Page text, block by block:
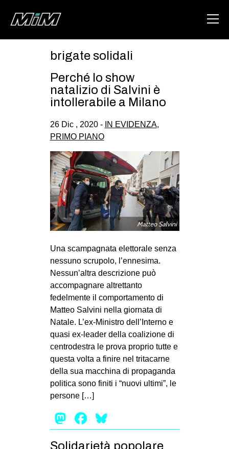
ABOUT
DEGENERAZIONE
CSOA LAMBRETTA
MSM
STUDENTI TSUNAMI
ZAM
MOBILITAZIONI
SPAZI
SPORT POPOLARE
MOVIMENTI
AMBIENTE
ANTIFASCISMO
DIRITTO ALL’ABITARE
MIGRAZIONI
PRECARIATO
REPRESSIONE
STUDENTI
brigate solidali
Perché lo show
natalizio di Salvini è
intollerabile a Milano
26 Dic , 2020 - IN EVIDENZA,
PRIMO PIANO
Una scampagnata elettorale senza
nessuno scrupolo, l’ennesima.
Nessun’altra descrizione può
accompagnare altrettanto
fedelmente il comportamento di
Matteo Salvini nella giornata di
Natale. L’ex-Ministro dell’Interno e
quasi ex-leader della coalizione di
centrodestra le prova proprio tutte e
questa volta a finire nel tritacarne
della sua macchina di propaganda
politica sono finiti i “nuovi ultimi”, le
persone […]
Mastodon
Facebook
Solidarietà popolare